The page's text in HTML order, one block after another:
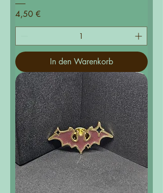
Preis
4,50 €
In den Warenkorb